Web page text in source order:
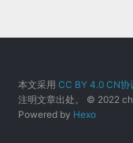
本文采用CC BY 4.0 CN协
注明文章出处。 © 2022
Powered by Hexo